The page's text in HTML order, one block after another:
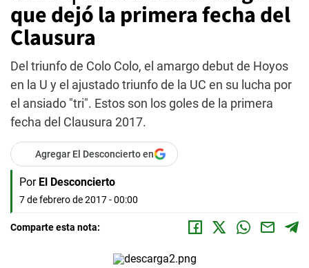
que dejó la primera fecha del
Clausura
Del triunfo de Colo Colo, el amargo debut de Hoyos
en la U y el ajustado triunfo de la UC en su lucha por
el ansiado "tri". Estos son los goles de la primera
fecha del Clausura 2017.
Agregar El Desconcierto en
Por El Desconcierto
7 de febrero de 2017 - 00:00
Comparte esta nota: